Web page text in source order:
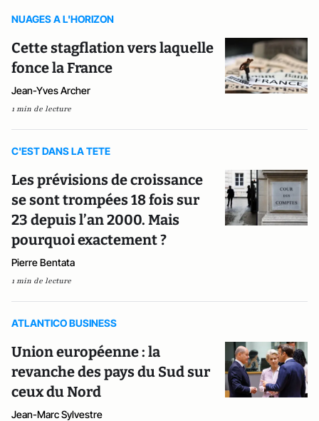
NUAGES A L'HORIZON
Cette stagflation vers laquelle
fonce la France
Jean-Yves Archer
1 min de lecture
C'EST DANS LA TETE
Les prévisions de croissance
se sont trompées 18 fois sur
23 depuis l’an 2000. Mais
pourquoi exactement ?
Pierre Bentata
1 min de lecture
ATLANTICO BUSINESS
Union européenne : la
revanche des pays du Sud sur
ceux du Nord
Jean-Marc Sylvestre